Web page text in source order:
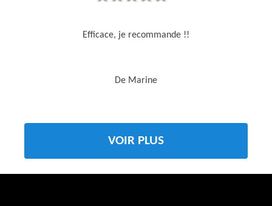
Efficace, je recommande !!
De Marine
VOIR PLUS